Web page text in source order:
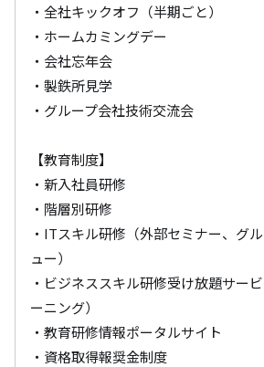
・全社キックオフ（半期ごと）
・ホームカミングデー
・会社忘年会
・製鉄所見学
・グループ会社技術交流会
【教育制度】
・新入社員研修
・階層別研修
・ITスキル研修（外部セミナー、グ
ュー）
・ビジネススキル研修受け放題サー
ーニング）
・教育研修情報ポータルサイト
・資格取得報奨金制度